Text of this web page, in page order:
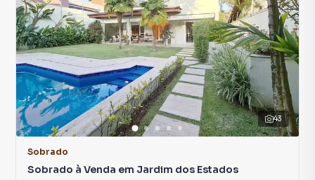
43
Sobrado
Sobrado à Venda em Jardim dos Estados